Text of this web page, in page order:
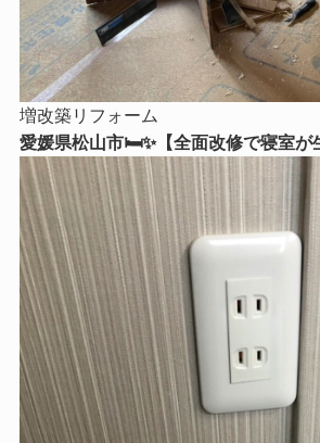
増改築リフォーム
愛媛県松山市🛏️✨【全面改修で寝室が
心からくつろげる理想の寝室リフォ